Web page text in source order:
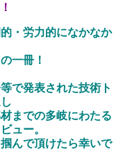
・労力的になかなか
一冊！
で発表された技術ト
までの多岐にわたる
ュー。
んで頂けたら幸いで